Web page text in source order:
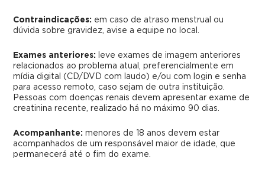
Contraindicações: em caso de atraso menstrual ou
dúvida sobre gravidez, avise a equipe no local.
Exames anteriores:
leve exames de imagem anteriores
relacionados ao problema atual, preferencialmente em
mídia digital (CD/DVD com laudo) e/ou com login e senha
para acesso remoto, caso sejam de outra instituição.
Pessoas com doenças renais devem apresentar exame de
creatinina recente, realizado há no máximo 90 dias.
Acompanhante: menores de 18 anos devem estar
acompanhados de um responsável maior de idade, que
permanecerá até o fim do exame.